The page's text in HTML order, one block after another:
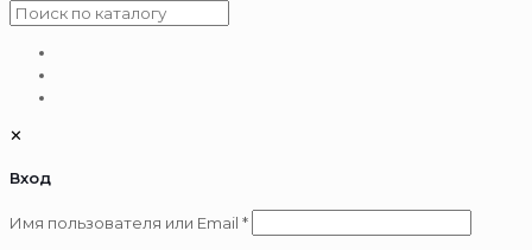
✕
Вход
Имя пользователя или Email *Обязательно